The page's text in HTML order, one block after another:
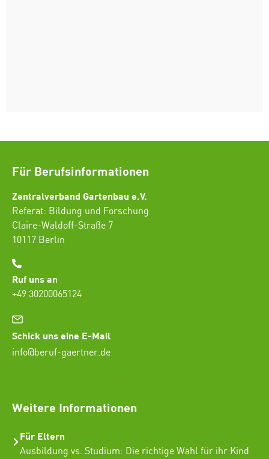
Für Berufsinformationen
Zentralverband Gartenbau e.V.
Referat: Bildung und Forschung
Claire-Waldoff-Straße 7
10117 Berlin
Ruf uns an
+49 30200065124
Schick uns eine E-Mail
info@beruf-gaertner.de
Weitere Informationen
Für Eltern
Ausbildung vs. Studium: Die richtige Wahl für ihr Kind